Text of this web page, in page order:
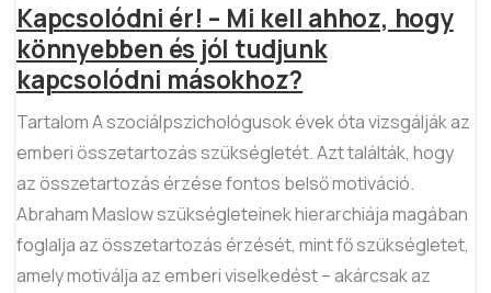
Kapcsolódni ér! – Mi kell ahhoz, hogy
könnyebben és jól tudjunk
kapcsolódni másokhoz?
Tartalom A szociálpszichológusok évek óta vizsgálják az
emberi összetartozás szükségletét. Azt találták, hogy
az összetartozás érzése fontos belső motiváció.
Abraham Maslow szükségleteinek hierarchiája magában
foglalja az összetartozás érzését, mint fő szükségletet,
amely motiválja az emberi viselkedést – akárcsak az